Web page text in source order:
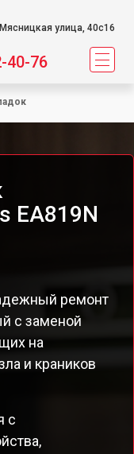
Мясницкая улица, 40с16
40-76
EA819N
ремонт
с заменой
на
и краников
с